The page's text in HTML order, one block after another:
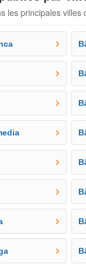
les principales villes